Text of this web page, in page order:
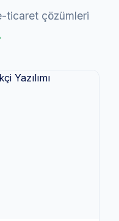
ticaret çözümleri